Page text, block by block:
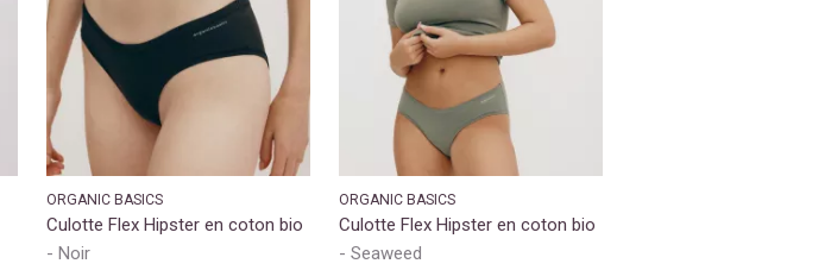
ORGANIC BASICS
Culotte Flex Hipster en coton bio
Noir
ORGANIC BASICS
Culotte Flex Hipster en coton bio
Seaweed